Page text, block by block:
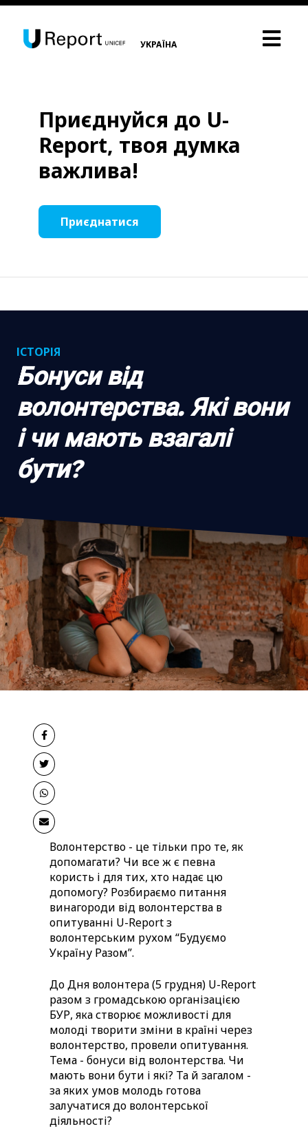
УКРАЇНА
Приєднуйся до U-
Report, твоя думка
важлива!
Приєднатися
ІСТОРІЯ
Бонуси від
волонтерства. Які вони
і чи мають взагалі
бути?
Волонтерство - це тільки про те, як
допомагати? Чи все ж є певна
користь і для тих, хто надає цю
допомогу? Розбираємо питання
винагороди від волонтерства в
опитуванні U-Report з
волонтерським рухом “Будуємо
Україну Разом”.
До Дня волонтера (5 грудня) U-Report
разом з громадською організацією
БУР, яка створює можливості для
молоді творити зміни в країні через
волонтерство, провели опитування.
Тема - бонуси від волонтерства. Чи
мають вони бути і які? Та й загалом -
за яких умов молодь готова
залучатися до волонтерської
діяльності?